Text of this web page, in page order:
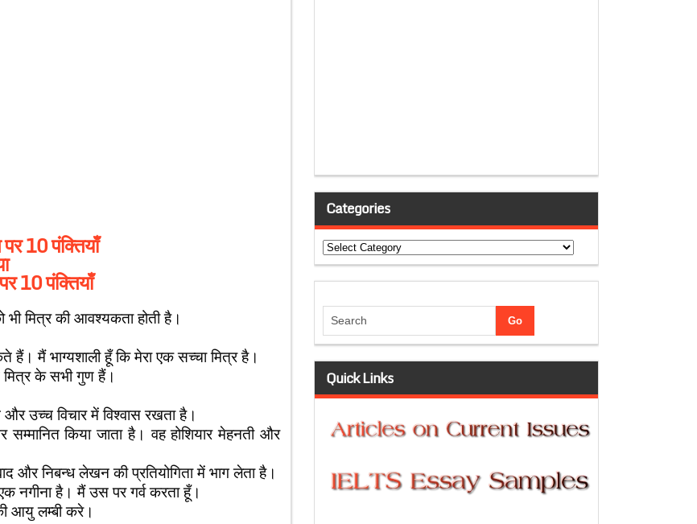
पर 10 पंक्तियाँ
10 पंक्तियाँ
मित्र की आवश्यकता होती है।
मैं भाग्यशाली हूँ कि मेरा एक सच्चा मित्र है।
मित्र के सभी गुण हैं।
उच्च विचार में विश्वास रखता है।
किया जाता है। वह होशियार मेहनती और
और निबन्ध लेखन की प्रतियोगिता में भाग लेता है।
है। मैं उस पर गर्व करता हूँ।
आयु लम्बी करे।
Categories
Categories
Quick Links